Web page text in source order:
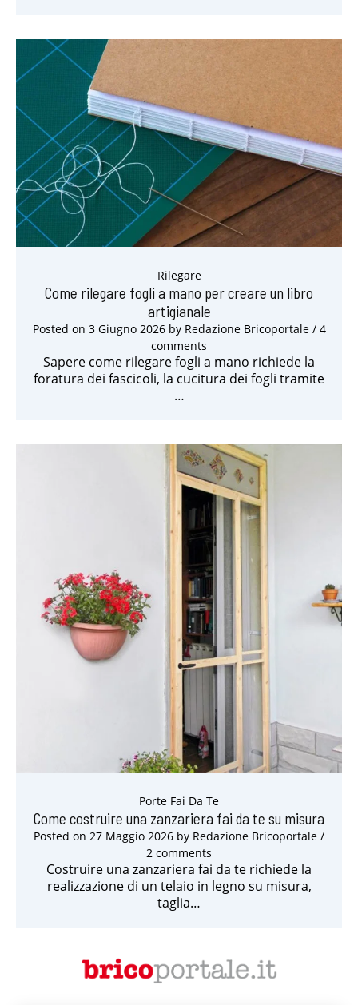
Rilegare
Come rilegare fogli a mano per creare un libro
artigianale
Posted on 3 Giugno 2026by Redazione Bricoportale/ 4
comments
Sapere come rilegare fogli a mano richiede la
foratura dei fascicoli, la cucitura dei fogli tramite
…
Porte Fai Da Te
Come costruire una zanzariera fai da te su misura
Posted on 27 Maggio 2026 by Redazione Bricoportale /
2 comments
Costruire una zanzariera fai da te richiede la
realizzazione di un telaio in legno su misura,
taglia…